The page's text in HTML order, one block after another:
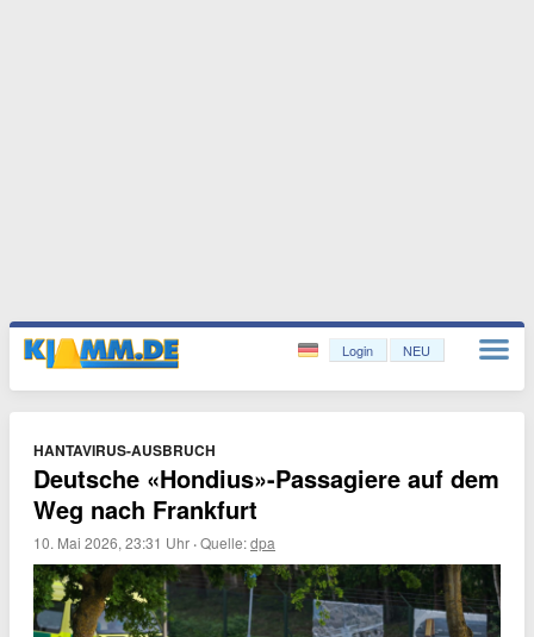
Login NEU
HANTAVIRUS-AUSBRUCH
Deutsche «Hondius»-Passagiere auf dem
Weg nach Frankfurt
10. Mai 2026, 23:31 Uhr ·Quelle:dpa